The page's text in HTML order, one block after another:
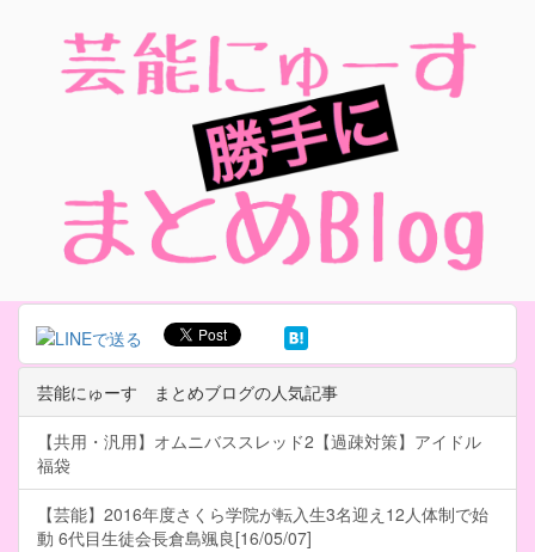
芸能にゅーす まとめブログの人気記事
【共用・汎用】オムニバススレッド2【過疎対策】アイドル
福袋
【芸能】2016年度さくら学院が転入生3名迎え12人体制で始
動 6代目生徒会長倉島颯良[16/05/07]